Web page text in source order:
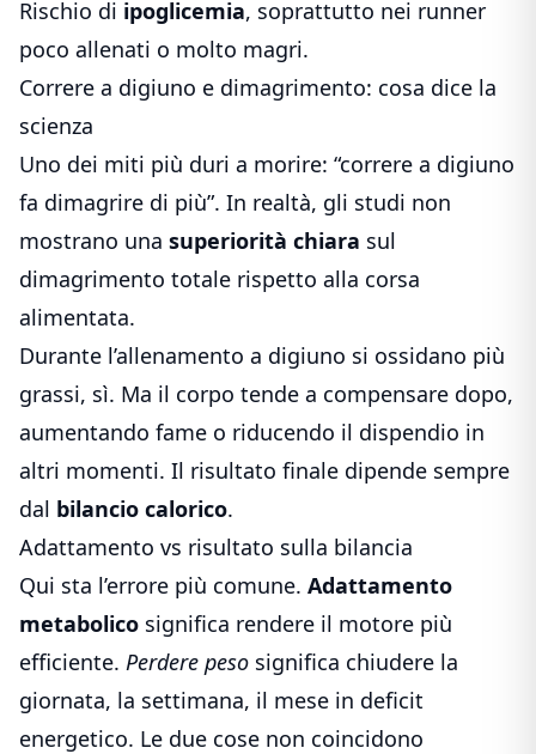
Rischio di ipoglicemia, soprattutto nei runner
poco allenati o molto magri.
Correre a digiuno e dimagrimento: cosa dice la
scienza
Uno dei miti più duri a morire: “correre a digiuno
fa dimagrire di più”. In realtà, gli studi non
mostrano una superiorità chiara sul
dimagrimento totale rispetto alla corsa
alimentata.
Durante l’allenamento a digiuno si ossidano più
grassi, sì. Ma il corpo tende a compensare dopo,
aumentando fame o riducendo il dispendio in
altri momenti. Il risultato finale dipende sempre
dal bilancio calorico.
Adattamento vs risultato sulla bilancia
Qui sta l’errore più comune. Adattamento
metabolico significa rendere il motore più
efficiente. Perdere peso significa chiudere la
giornata, la settimana, il mese in deficit
energetico. Le due cose non coincidono